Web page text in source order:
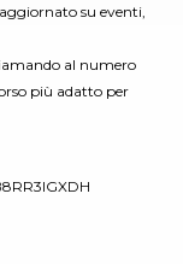
su eventi,
al numero
più adatto per